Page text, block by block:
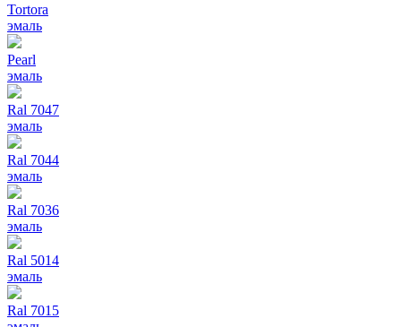
Tortora
эмаль
Pearl
эмаль
Ral 7047
эмаль
Ral 7044
эмаль
Ral 7036
эмаль
Ral 5014
эмаль
Ral 7015